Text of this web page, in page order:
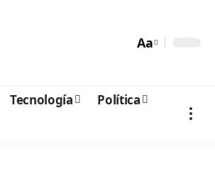
Aa
Tecnología
Política